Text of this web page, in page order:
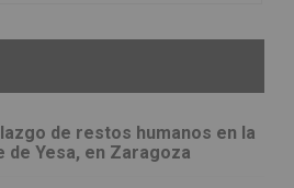
de restos humanos en la
de Yesa, en Zaragoza